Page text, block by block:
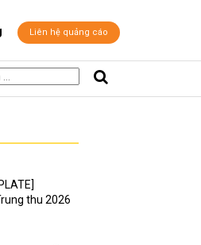
Liên hệ quảng cáo
thu 2026